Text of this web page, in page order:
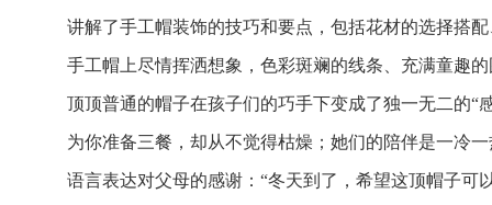
讲解了手工帽装饰的技巧和要点，包括花材的选择搭
手工帽上尽情挥洒想象，色彩斑斓的线条、充满童趣
顶顶普通的帽子在孩子们的巧手下变成了独一无二的“
为你准备三餐，却从不觉得枯燥；她们的陪伴是一冷
语言表达对父母的感谢：“冬天到了，希望这顶帽子